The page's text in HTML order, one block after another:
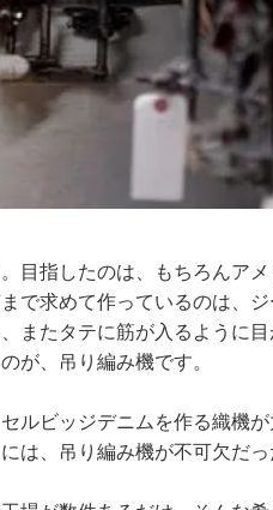
目指したのは、もちろんア
で求めて作っているのは、
またタテに筋が入るように
が、吊り編み機です。
ルビッジデニムを作る織機が
は、吊り編み機が不可欠だっ